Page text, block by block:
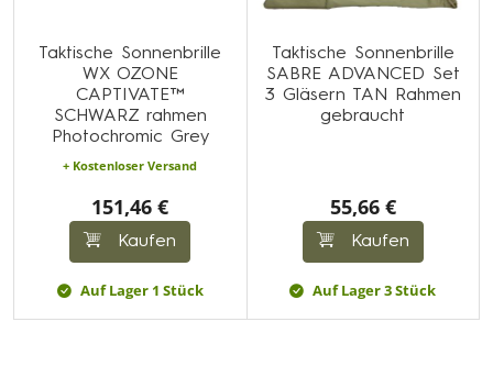
Taktische Sonnenbrille
WX OZONE
CAPTIVATE™
SCHWARZ rahmen
Photochromic Grey
+ Kostenloser Versand
151,46 €
Kaufen
Auf Lager 1 Stück
Taktische Sonnenbrille
SABRE ADVANCED Set
3 Gläsern TAN Rahmen
gebraucht
55,66 €
Kaufen
Auf Lager 3 Stück